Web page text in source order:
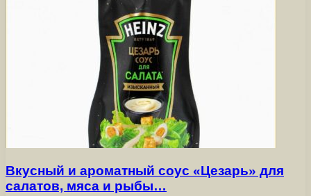
Вкусный и ароматный соус «Цезарь» для
салатов, мяса и рыбы…